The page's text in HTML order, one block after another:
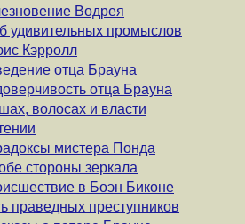
Водрея
удивительных промыслов
Кэрролл
отца Брауна
отца Брауна
волосах и власти
мистера Понда
стороны зеркала
в Боэн Биконе
праведных преступников